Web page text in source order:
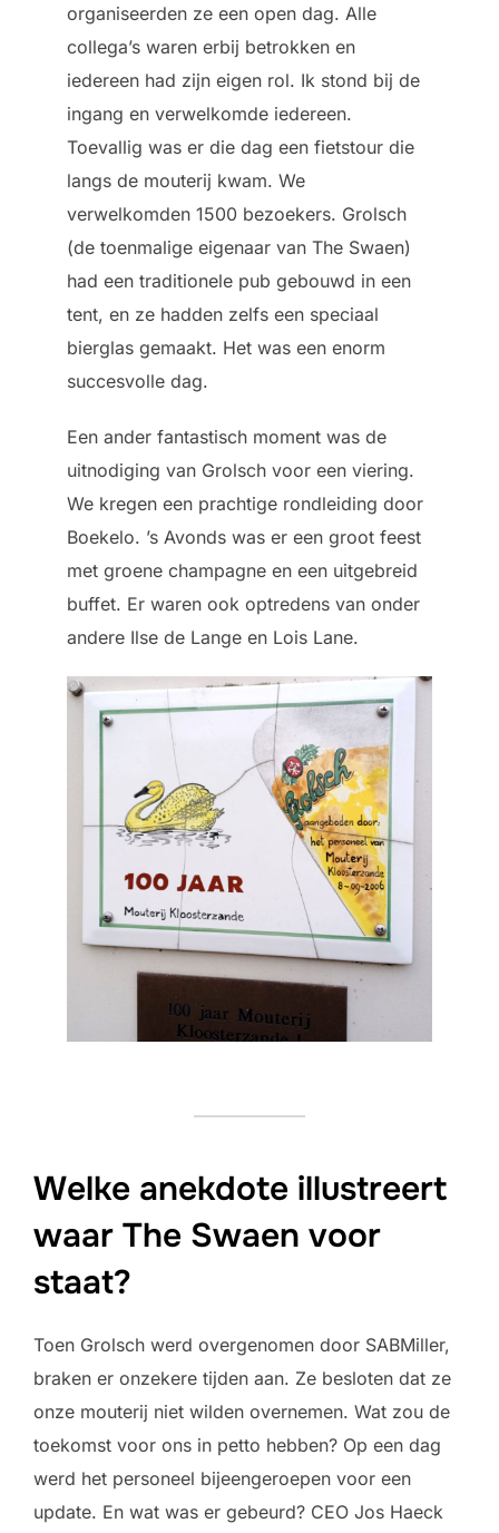
organiseerden ze een open dag. Alle
collega’s waren erbij betrokken en
iedereen had zijn eigen rol. Ik stond bij de
ingang en verwelkomde iedereen.
Toevallig was er die dag een fietstour die
langs de mouterij kwam. We
verwelkomden 1500 bezoekers. Grolsch
(de toenmalige eigenaar van The Swaen)
had een traditionele pub gebouwd in een
tent, en ze hadden zelfs een speciaal
bierglas gemaakt. Het was een enorm
succesvolle dag.
Een ander fantastisch moment was de
uitnodiging van Grolsch voor een viering.
We kregen een prachtige rondleiding door
Boekelo. ’s Avonds was er een groot feest
met groene champagne en een uitgebreid
buffet. Er waren ook optredens van onder
andere Ilse de Lange en Lois Lane.
Welke anekdote illustreert
waar The Swaen voor
staat?
Toen Grolsch werd overgenomen door SABMiller,
braken er onzekere tijden aan. Ze besloten dat ze
onze mouterij niet wilden overnemen. Wat zou de
toekomst voor ons in petto hebben? Op een dag
werd het personeel bijeengeroepen voor een
update. En wat was er gebeurd? CEO Jos Haeck